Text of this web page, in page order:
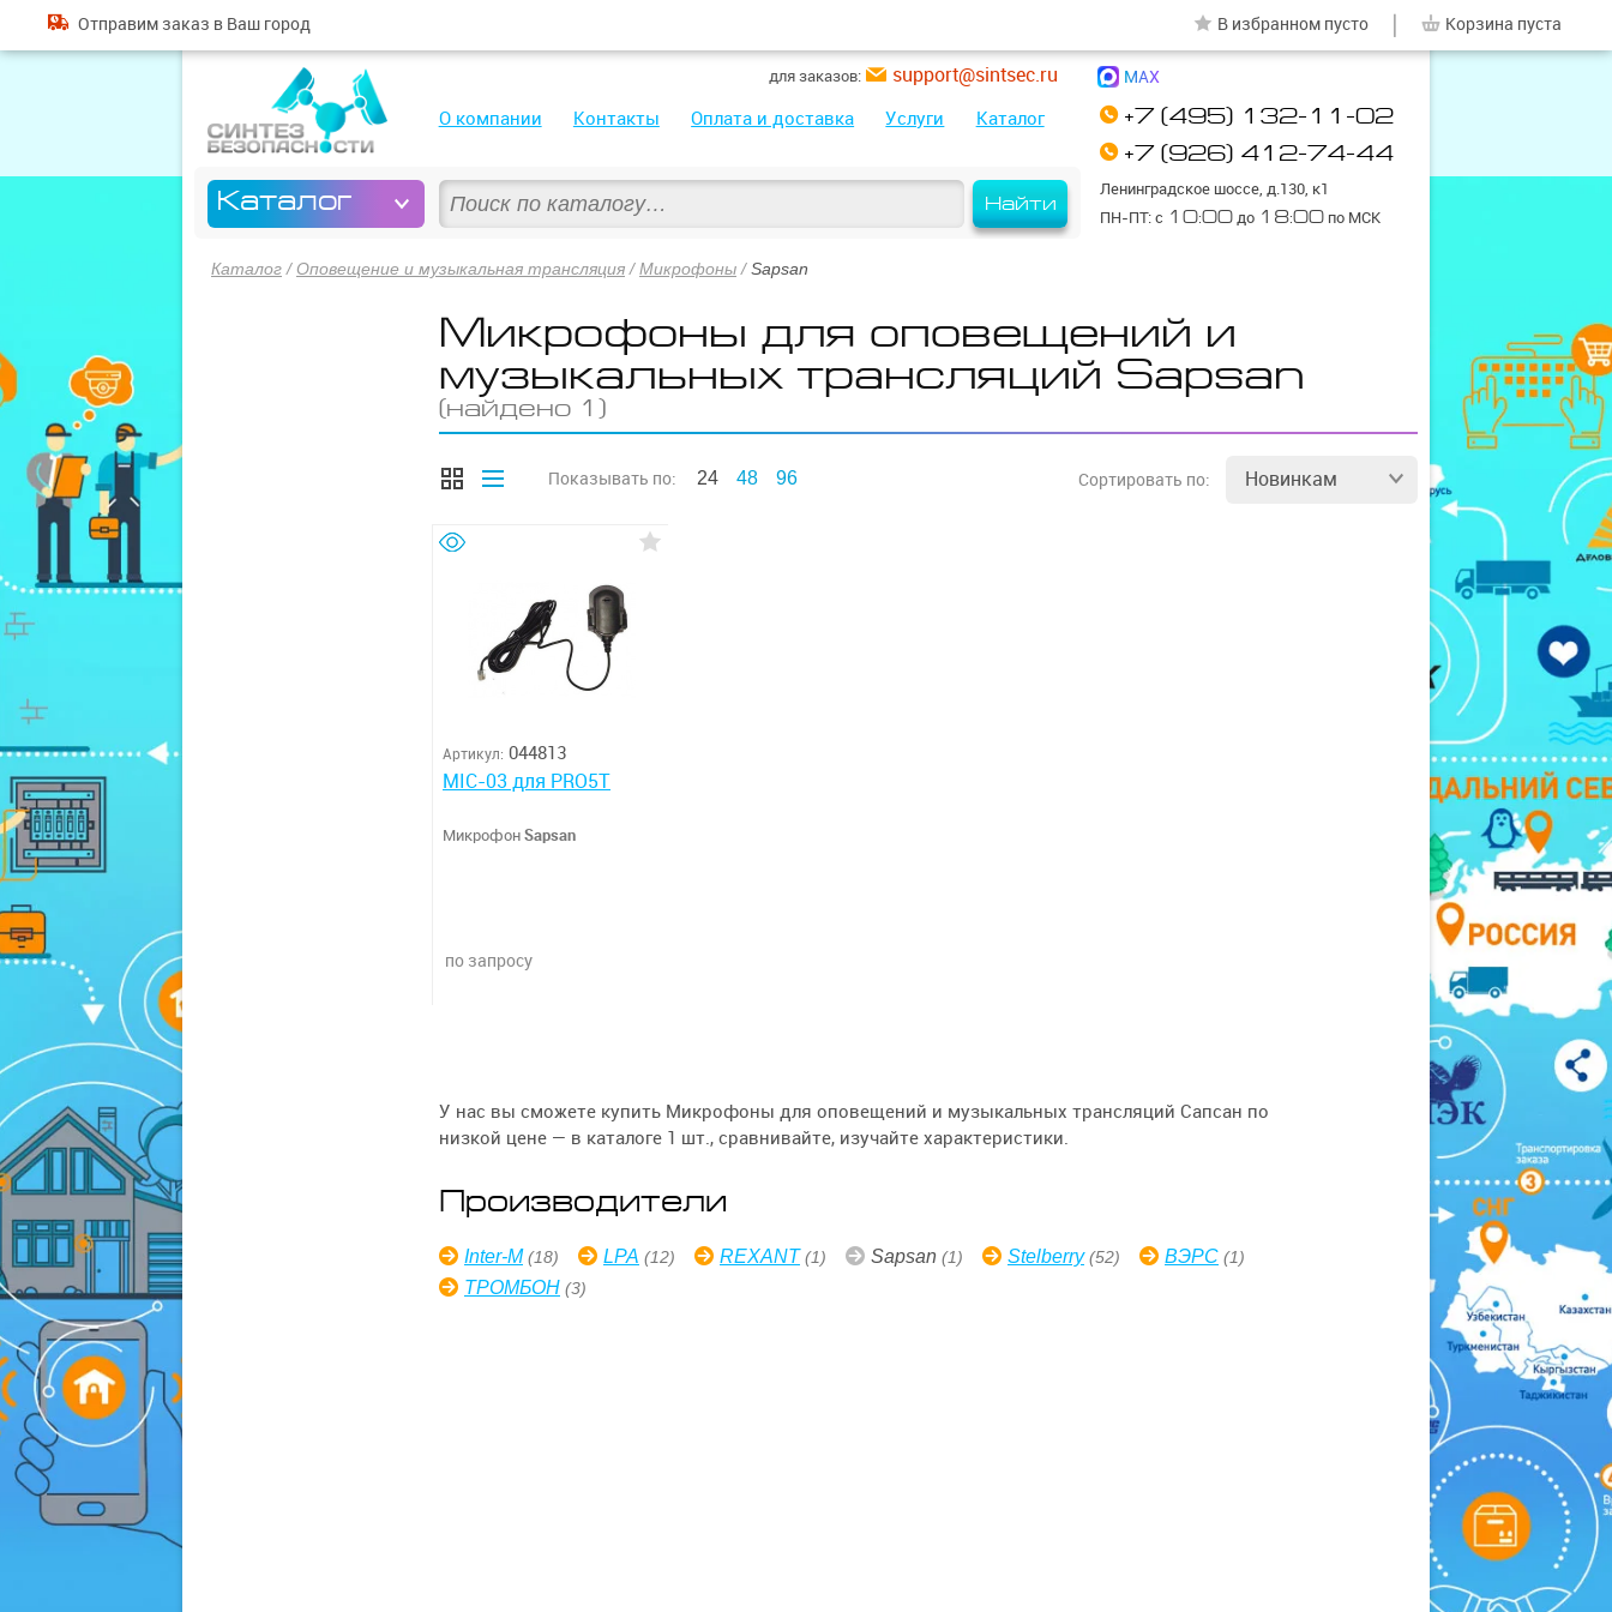
Найти
О компании Контакты Оплата и доставка Услуги Каталог
Каталог
+7 (495) 132-11-02
+7 (926) 412-74-44
Ленинградское шоссе, д.130, к1
ПН-ПТ: с 10:00 до 18:00 по МСК
для заказов: support@sintsec.ru MAX
Отправим заказ в Ваш город В избранном пусто Корзина пуста
Каталог / Оповещение и музыкальная трансляция /Микрофоны /Sapsan
Микрофоны для оповещений и
музыкальных трансляций Sapsan
(найдено 1)
Показывать по: 24 48 96 Сортировать по: Новинкам
Артикул: 044813
MIC-03 для PRO5T
МикрофонSapsan
по запросу
У нас вы сможете купить Микрофоны для оповещений и музыкальных трансляций Сапсан по
низкой цене — в каталоге 1 шт., сравнивайте, изучайте характеристики.
Производители
Inter-M (18) LPA (12) REXANT (1) Sapsan (1) Stelberry (52) ВЭРС (1)
ТРОМБОН (3)